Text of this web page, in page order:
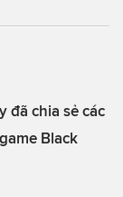
đã chia sẻ các
Black